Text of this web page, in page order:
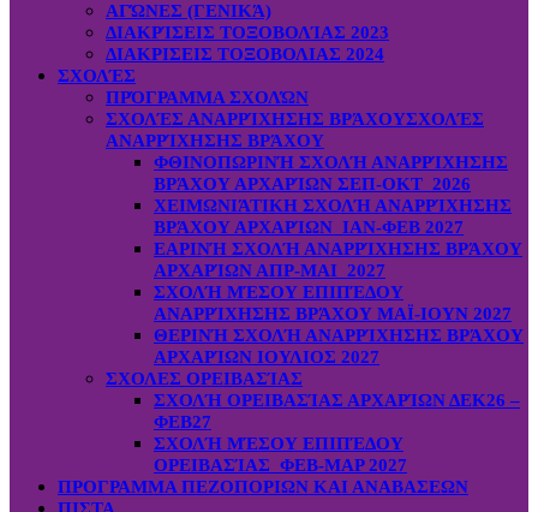
ΑΓΏΝΕΣ (ΓΕΝΙΚΆ)
ΔΙΑΚΡΊΣΕΙΣ ΤΟΞΟΒΟΛΊΑΣ 2023
ΔΙΑΚΡΙΣΕΙΣ ΤΟΞΟΒΟΛΙΑΣ 2024
ΣΧΟΛΈΣ
ΠΡΌΓΡΑΜΜΑ ΣΧΟΛΏΝ
ΣΧΟΛΈΣ ΑΝΑΡΡΊΧΗΣΗΣ ΒΡΆΧΟΥΣΧΟΛΈΣ
ΑΝΑΡΡΊΧΗΣΗΣ ΒΡΆΧΟΥ
ΦΘΙΝΟΠΩΡΙΝΉ ΣΧΟΛΉ ΑΝΑΡΡΊΧΗΣΗΣ
ΒΡΆΧΟΥ ΑΡΧΑΡΊΩΝ ΣΕΠ-ΟΚΤ 2026
ΧΕΙΜΩΝΙΆΤΙΚΗ ΣΧΟΛΉ ΑΝΑΡΡΊΧΗΣΗΣ
ΒΡΆΧΟΥ ΑΡΧΑΡΊΩΝ ΙΑΝ-ΦΕΒ 2027
ΕΑΡΙΝΉ ΣΧΟΛΉ ΑΝΑΡΡΊΧΗΣΗΣ ΒΡΆΧΟΥ
ΑΡΧΑΡΊΩΝ ΑΠΡ-ΜΑΙ 2027
ΣΧΟΛΉ ΜΈΣΟΥ ΕΠΙΠΈΔΟΥ
ΑΝΑΡΡΊΧΗΣΗΣ ΒΡΆΧΟΥ ΜΑΪ-ΙΟΥΝ 2027
ΘΕΡΙΝΉ ΣΧΟΛΉ ΑΝΑΡΡΊΧΗΣΗΣ ΒΡΆΧΟΥ
ΑΡΧΑΡΊΩΝ ΙΟΥΛΙΟΣ 2027
ΣΧΟΛΕΣ ΟΡΕΙΒΑΣΊΑΣ
ΣΧΟΛΉ ΟΡΕΙΒΑΣΊΑΣ ΑΡΧΑΡΊΩΝ ΔΕΚ26 –
ΦΕΒ27
ΣΧΟΛΉ ΜΈΣΟΥ ΕΠΙΠΈΔΟΥ
ΟΡΕΙΒΑΣΊΑΣ ΦΕΒ-ΜΑΡ 2027
ΠΡΟΓΡΑΜΜΑ ΠΕΖΟΠΟΡΙΩΝ ΚΑΙ ΑΝΑΒΑΣΕΩΝ